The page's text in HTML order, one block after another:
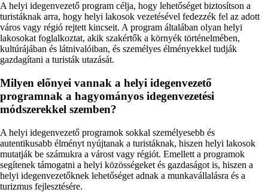
A helyi idegenvezető program célja, hogy lehetőséget biztosítson a
turistáknak arra, hogy helyi lakosok vezetésével fedezzék fel az adott
város vagy régió rejtett kincseit. A program általában olyan helyi
lakosokat foglalkoztat, akik szakértők a környék történelmében,
kultúrájában és látnivalóiban, és személyes élményekkel tudják
gazdagítani a turisták utazását.
Milyen előnyei vannak a helyi idegenvezető
programnak a hagyományos idegenvezetési
módszerekkel szemben?
A helyi idegenvezető programok sokkal személyesebb és
autentikusabb élményt nyújtanak a turistáknak, hiszen helyi lakosok
mutatják be számukra a várost vagy régiót. Emellett a programok
segítenek támogatni a helyi közösségeket és gazdaságot is, hiszen a
helyi idegenvezetőknek lehetőséget adnak a munkavállalásra és a
turizmus fejlesztésére.